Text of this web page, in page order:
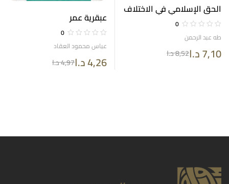
الحق الإسلامي في الاختلاف
الفكري
0
طه عبد الرحمن
8,52د.ا 7,10د.ا
عبقرية عمر
0
عباس محمود العقاد
4,97د.ا 4,26د.ا